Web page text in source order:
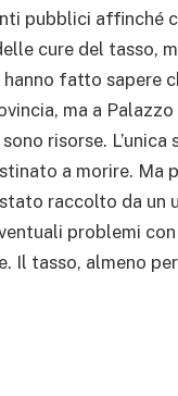
pubblici affinché
cure del tasso,
hanno fatto sapere
ma a
risorse.
a morire. Ma
raccolto da
problemi
Il tasso, almeno